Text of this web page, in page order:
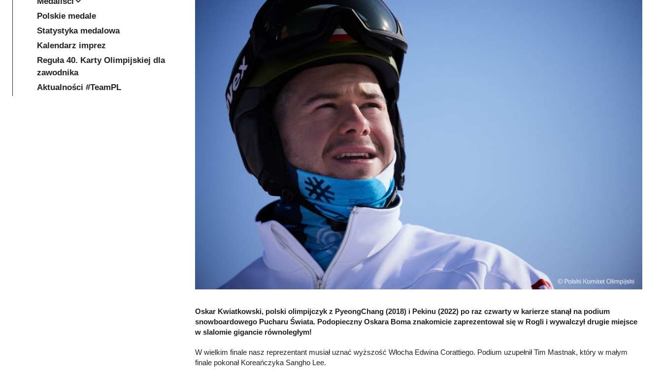
Oskar Kwiatkowski, polski olimpijczyk z PyeongChang (2018) i Pekinu (2022) po raz czwarty w karierze stanął na podium
snowboardowego Pucharu Świata. Podopieczny Oskara Boma znakomicie zaprezentował się w Rogli i wywalczył drugie miejsce
w slalomie gigancie równoległym!
W wielkim finale nasz reprezentant musiał uznać wyższość Włocha Edwina Corattiego. Podium uzupełnił Tim Mastnak, który w małym
finale pokonał Koreańczyka Sangho Lee.
Polskie medale
Statystyka medalowa
Kalendarz imprez
Reguła 40. Karty Olimpijskiej dla
zawodnika
Aktualności #TeamPL